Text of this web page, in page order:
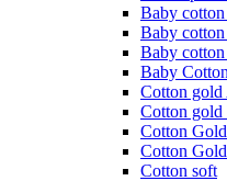
Baby
Baby
Baby
Baby
Cotton
Cotton
Cotton
Cotton
Cotton soft